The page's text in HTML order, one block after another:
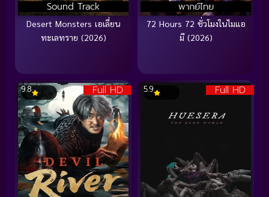
Sound Track
Desert Monsters เอเลี่ยน
ทะเลทราย (2026)
พากย์ไทย
72 Hours 72 ชั่วโมงในไมแอ
มี (2026)
Full HD
9.8 Full HD
5.9